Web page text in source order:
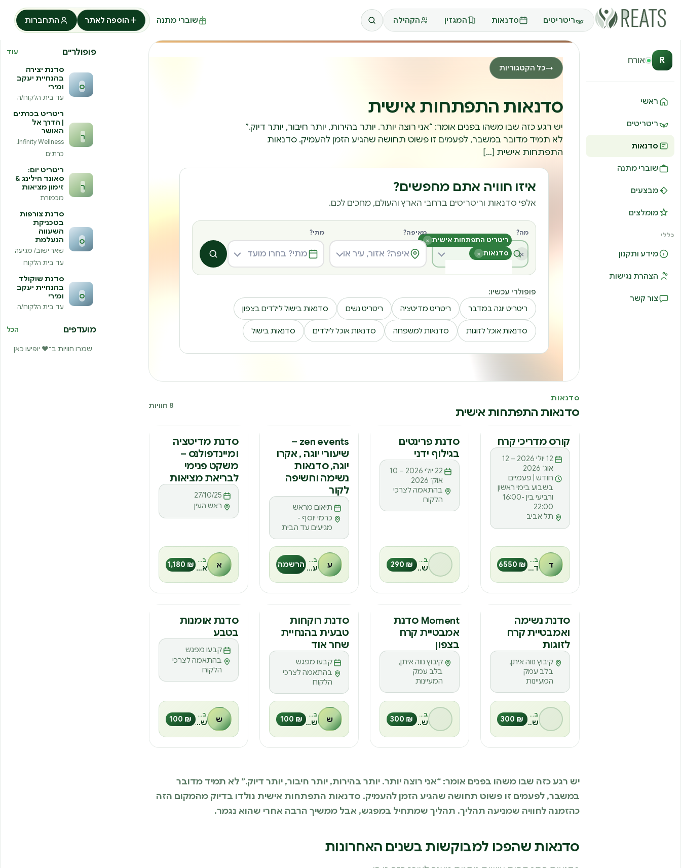
ריטריטים סדנאות המגזין הקהילה שוברי מתנה הוספה לאתר התחברות
R אורח
ראשי
ריטריטים
סדנאות
שוברי מתנה
מבצעים
מומלצים
כללי
מידע ותקנון
הצהרת נגישות
צור קשר
→כל הקטגוריות
סדנאות התפתחות אישית
יש רגע כזה שבו משהו בפנים אומר: “אני רוצה יותר. יותר בהירות, יותר חיבור, יותר דיוק.”
לא תמיד מדובר במשבר, לפעמים זו פשוט תחושה שהגיע הזמן להעמיק. סדנאות
התפתחות אישית […]
איזו חוויה אתם מחפשים?
אלפי סדנאות וריטריטים ברחבי הארץ והעולם, מחכים לכם.
מה?
ריטריט התפתחות אישית ×
סדנאות × ×
מאיפה? מתי?
חיפוש
פופולרי עכשיו:
ריטריט יוגה במדבר
ריטריט מדיטציה ריטריט נשים סדנאות בישול לילדים בצפון
סדנאות אוכל לזוגות סדנאות למשפחה סדנאות אוכל לילדים סדנאות בישול
סדנאות
סדנאות התפתחות אישית 8 חוויות
קורס
ק
קורס מדריכי קרח
12 יולי 2026 – 12
אוג׳ 2026
חודש | פעמיים
בשבוע בימי ראשון
ורביעי בין 16:00-
22:00
תל אביב
ד בהנחיית
דביר רוזן ₪ 6550
סדנה
ס
סדנת פרינטים
בגילוף ידני
22 יולי 2026 – 10
אוק׳ 2026
בהתאמה לצרכי
הלקוח
בהנחיית
שיה אלגזי ₪ 290
סדנה
Z
zen events –
שיעורי יוגה , אקרו
יוגה, סדנאות
נשימה וחשיפה
לקור
תיאום מראש
כרמי יוסף -
מגיעים עד הבית
ע בהנחיית
עמית הרשמה
סדנה
ס
סדנת מדיטציה
ומיינדפולנס –
משקט פנימי
לבריאת מציאות
27/10/25
ראש העין
א בהנחיית
אביב שטרית ₪ 1,180
סדנה
ס
סדנת נשימה
ואמבטיית קרח
לזוגות
קיבוץ נווה איתן,
בלב עמק
המעיינות
בהנחיית
שלומי ₪ 300
סדנה
M
Moment סדנת
אמבטיית קרח
בצפון
קיבוץ נווה איתן,
בלב עמק
המעיינות
בהנחיית
שלומי ₪ 300
סדנה
ס
סדנת רוקחות
טבעית בהנחיית
שחר אוד
קבעו מפגש
בהתאמה לצרכי
הלקוח
ש בהנחיית
שחר אוד ₪ 100
סדנה
ס
סדנת אומנות
בטבע
קבעו מפגש
בהתאמה לצרכי
הלקוח
ש בהנחיית
שחר אוד ₪ 100
יש רגע כזה שבו משהו בפנים אומר: “אני רוצה יותר. יותר בהירות, יותר חיבור, יותר דיוק.” לא תמיד מדובר
במשבר, לפעמים זו פשוט תחושה שהגיע הזמן להעמיק. סדנאות התפתחות אישית נולדו בדיוק מהמקום הזה
כהזמנה לחוויה שמניעה תהליך. תהליך שמתחיל במפגש, אבל ממשיך הרבה אחרי שהוא נגמר.
סדנאות שהפכו למבוקשות בשנים האחרונות
פופולריים עוד
ס
סדנת יצירה
בהנחיית יעקב
ומירי
עד בית הלקוח/ה
ר
ריטריט בכרתים
| הדרך אל
האושר
Infinity Wellness,
כרתים
ר
ריטריט יום:
סאונד הילינג &
זימון מציאות
מכמורת
ס
סדנת צורפות
בטכניקת
השעווה
הנעלמת
שאר ישוב/ מגיעה
עד בית הלקוח
ס
סדנת שוקולד
בהנחיית יעקב
ומירי
עד בית הלקוח/ה
מועדפים הכל
שמרו חוויות ב־❤️ יופיעו כאן